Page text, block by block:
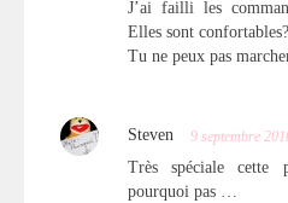
J’ai failli les
Elles sont confortables?
Tu ne peux pas
Steven 9 septembre
Très spéciale cette
pourquoi pas …